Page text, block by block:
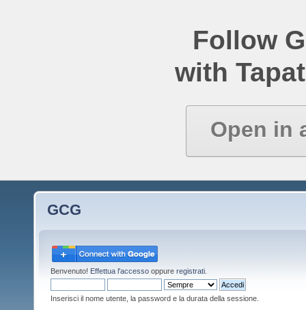
Follow
with
Open in
GCG
Benvenuto! Effettua l'accesso oppure registrati
Inserisci il nome utente, la password e la durata della sessione.